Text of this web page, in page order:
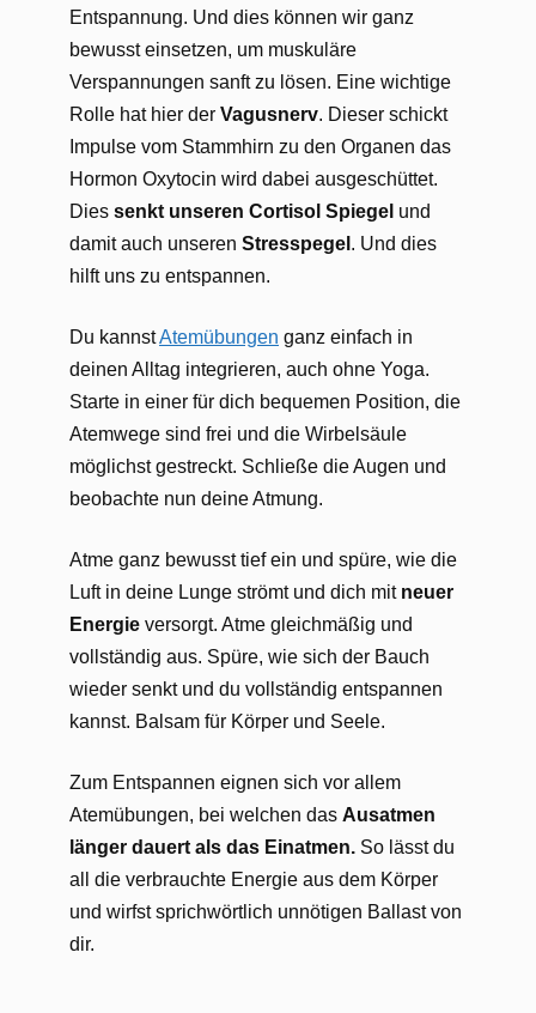
Entspannung. Und dies können wir ganz
bewusst einsetzen, um muskuläre
Verspannungen sanft zu lösen. Eine wichtige
Rolle hat hier der Vagusnerv. Dieser schickt
Impulse vom Stammhirn zu den Organen das
Hormon Oxytocin wird dabei ausgeschüttet.
Dies senkt unseren Cortisol Spiegel und
damit auch unseren Stresspegel . Und dies
hilft uns zu entspannen.
Du kannstAtemübungen ganz einfach in
deinen Alltag integrieren, auch ohne Yoga.
Starte in einer für dich bequemen Position, die
Atemwege sind frei und die Wirbelsäule
möglichst gestreckt. Schließe die Augen und
beobachte nun deine Atmung.
Atme ganz bewusst tief ein und spüre, wie die
Luft in deine Lunge strömt und dich mit neuer
Energie versorgt. Atme gleichmäßig und
vollständig aus. Spüre, wie sich der Bauch
wieder senkt und du vollständig entspannen
kannst. Balsam für Körper und Seele.
Zum Entspannen eignen sich vor allem
Atemübungen, bei welchen das Ausatmen
länger dauert als das Einatmen. So lässt du
all die verbrauchte Energie aus dem Körper
und wirfst sprichwörtlich unnötigen Ballast von
dir.